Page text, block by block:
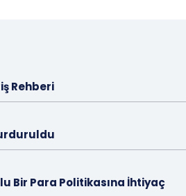
Rehberi
Bir Para Politikasına İhtiyaç